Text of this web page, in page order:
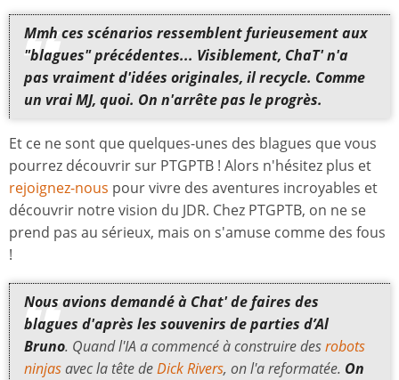
Mmh ces scénarios ressemblent furieusement aux
"blagues" précédentes... Visiblement, ChaT' n'a
pas vraiment d'idées originales, il recycle. Comme
un vrai MJ, quoi. On n'arrête pas le progrès.
Et ce ne sont que quelques-unes des blagues que vous
pourrez découvrir sur PTGPTB ! Alors n'hésitez plus et
rejoignez-nous pour vivre des aventures incroyables et
découvrir notre vision du JDR. Chez PTGPTB, on ne se
prend pas au sérieux, mais on s'amuse comme des fous
!
Nous avions demandé à Chat' de faires des
blagues d'après les souvenirs de parties d’Al
Bruno. Quand l'IA a commencé à construire desrobots
ninjasavec la tête deDick Rivers, on l'a reformatée. On